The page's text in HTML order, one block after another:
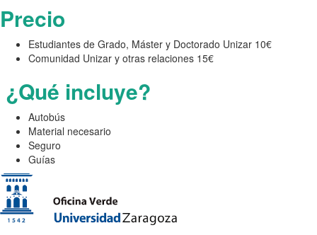
Precio
Estudiantes de Grado, Máster y Doctorado Unizar 10€
Comunidad Unizar y otras relaciones 15€
¿Qué incluye?
Autobús
Material necesario
Seguro
Guías